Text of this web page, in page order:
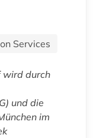
Services
wird durch
und die
im